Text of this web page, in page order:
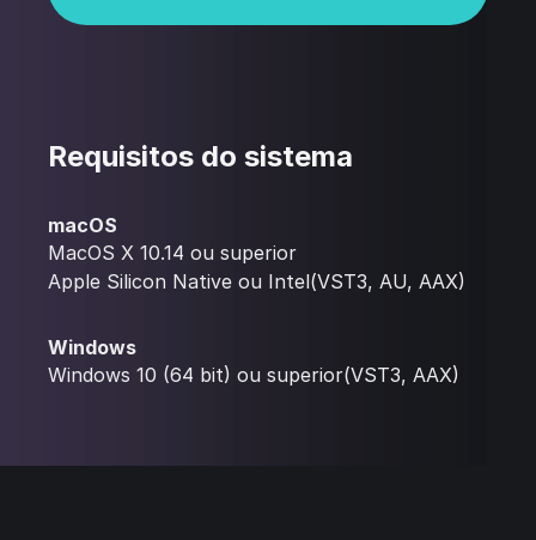
Requisitos do sistema
macOS
MacOS X 10.14 ou superior
Apple Silicon Native ou Intel(VST3, AU, AAX)
Windows
Windows 10 (64 bit) ou superior(VST3, AAX)